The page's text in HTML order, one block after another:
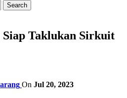
Taklukan Sirkuit
On Jul 20, 2023